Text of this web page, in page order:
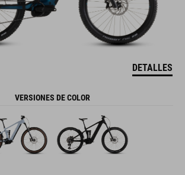
DETALLES
VERSIONES DE COLOR